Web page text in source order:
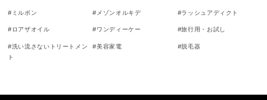
# ミルボン # メゾンオルキデ #ラッシュアディクト
# ロアザオイル #ワンディーケー #旅行用・お試し
#洗い流さないトリートメン
ト
#美容家電 #脱毛器